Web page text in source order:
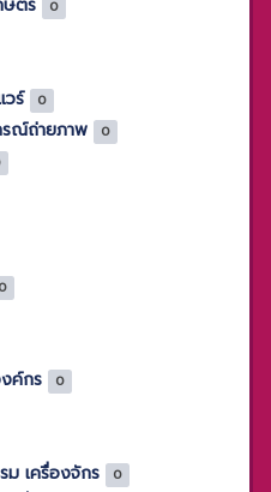
ษตร 0
วร์ 0
ณ์ถ่ายภาพ 0
0
ค์กร 0
ม เครื่องจักร 0